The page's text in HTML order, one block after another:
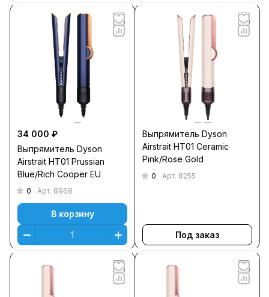
34 000 ₽
Выпрямитель Dyson
Airstrait HT01 Prussian
Blue/Rich Cooper EU
0 Арт. 8968
В корзину
Выпрямитель Dyson
Airstrait HT01 Ceramic
Pink/Rose Gold
0 Арт. 8255
Под заказ